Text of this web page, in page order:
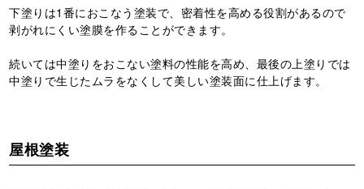
下塗りは1番におこなう塗装で、密着性を高める役割があるので
剥がれにくい塗膜を作ることができます。
続いては中塗りをおこない塗料の性能を高め、最後の上塗りでは
中塗りで生じたムラをなくして美しい塗装面に仕上げます。
屋根塗装